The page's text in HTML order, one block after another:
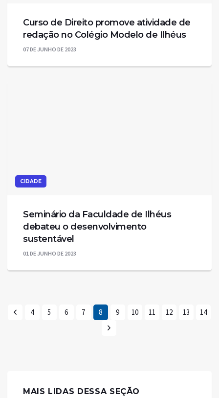
Curso de Direito promove atividade de
redação no Colégio Modelo de Ilhéus
07 DE JUNHO DE 2023
CIDADE
Seminário da Faculdade de Ilhéus
debateu o desenvolvimento
sustentável
01 DE JUNHO DE 2023
4 5 6 7 8 9 10 11 12 13 14
MAIS LIDAS DESSA SEÇÃO